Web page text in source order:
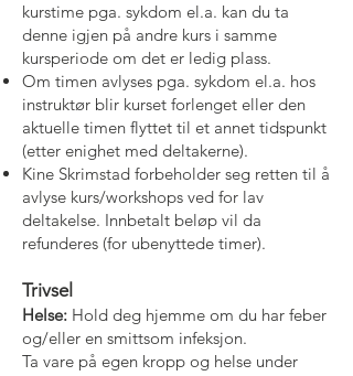
kurstime pga. sykdom el.a. kan du ta
denne igjen på andre kurs i samme
kursperiode om det er ledig plass.
Om timen avlyses pga. sykdom el.a. hos
instruktør blir kurset forlenget eller den
aktuelle timen flyttet til et annet tidspunkt
(etter enighet med deltakerne).
Kine Skrimstad forbeholder seg retten til å
avlyse kurs/workshops ved for lav
deltakelse. Innbetalt beløp vil da
refunderes (for ubenyttede timer).
Trivsel
Helse: Hold deg hjemme om du har feber
og/eller en smittsom infeksjon.
Ta vare på egen kropp og helse under